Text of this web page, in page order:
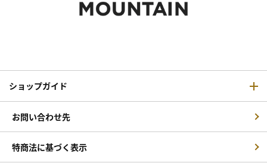
ショップガイド
お問い合わせ先
特商法に基づく表示